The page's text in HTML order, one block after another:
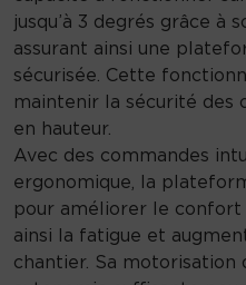
jusqu’à 3 degrés grâce à
assurant ainsi une
sécurisée. Cette
maintenir la sécurité des
en hauteur.
Avec des commandes
ergonomique, la
pour améliorer le confort
ainsi la fatigue et
chantier. Sa